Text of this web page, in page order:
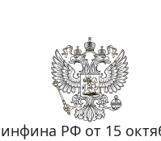
РФ от 15